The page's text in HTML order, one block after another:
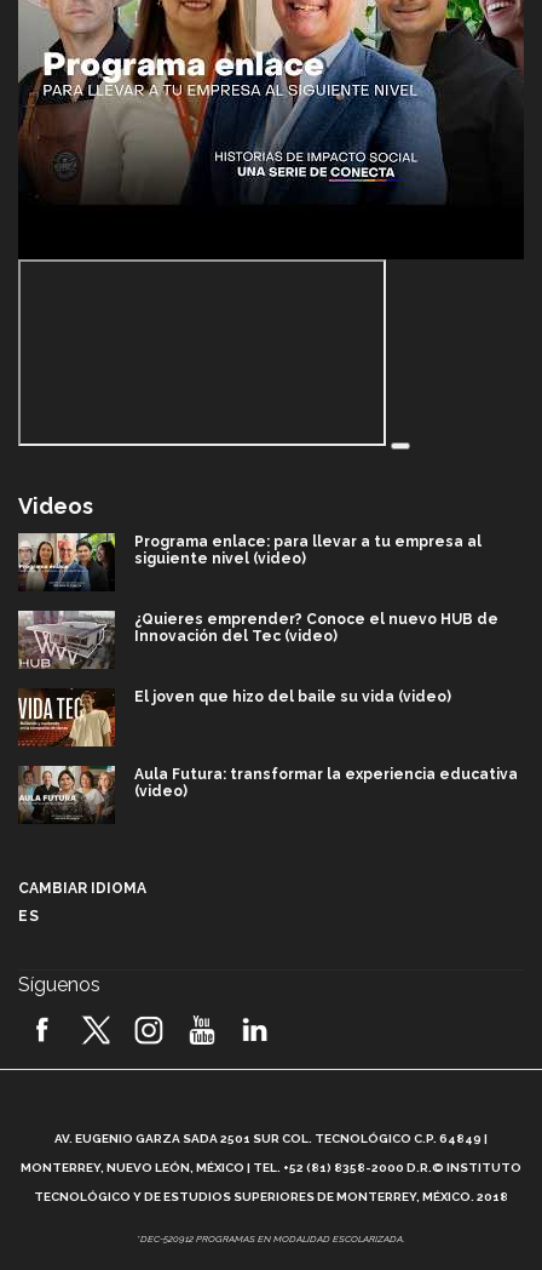
Videos
Programa enlace: para llevar a tu empresa al
siguiente nivel (video)
¿Quieres emprender? Conoce el nuevo HUB de
Innovación del Tec (video)
El joven que hizo del baile su vida (video)
Aula Futura: transformar la experiencia educativa
(video)
2026! (video)
¿Cómo es el Modelo Educativo Tec? (video)
Vida Tec: Feminismo e Inteligencia Artificial, Paola
CAMBIAR IDIOMA
ES
Síguenos
AV. EUGENIO GARZA SADA 2501 SUR COL. TECNOLÓGICO C.P. 64849 |
MONTERREY, NUEVO LEÓN, MÉXICO | TEL. +52 (81) 8358-2000 D.R.© INSTITUTO
TECNOLÓGICO Y DE ESTUDIOS SUPERIORES DE MONTERREY, MÉXICO. 2018
*DEC-520912 PROGRAMAS EN MODALIDAD ESCOLARIZADA.